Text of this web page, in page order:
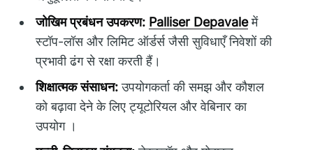
जोखिम प्रबंधन उपकरण: Palliser Depavaleमें
स्टॉप-लॉस और लिमिट ऑर्डर्स जैसी सुविधाएँ निवेशों की
प्रभावी ढंग से रक्षा करती हैं।
शिक्षात्मक संसाधन:उपयोगकर्ता की समझ और कौशल
को बढ़ावा देने के लिए ट्यूटोरियल और वेबिनार का
उपयोग ।